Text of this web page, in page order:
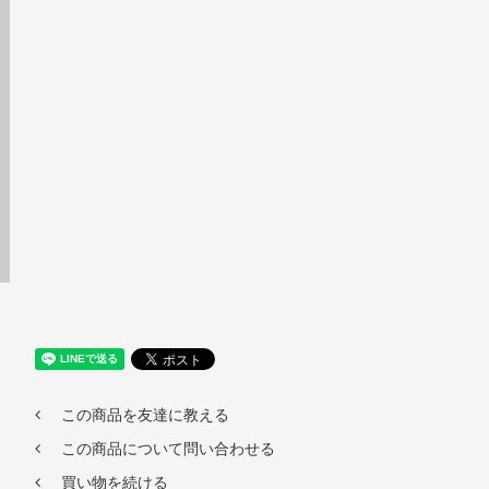
この商品を友達に教える
この商品について問い合わせる
買い物を続ける